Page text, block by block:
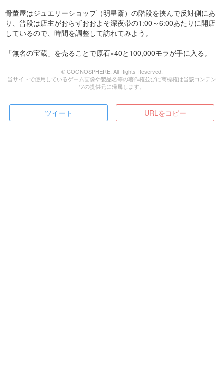
骨董屋はジュエリーショップ（明星斎）の階段を挟んで反対側にあ
り、普段は店主がおらずおおよそ深夜帯の1:00～6:00あたりに開店
しているので、時間を調整して訪れてみよう。
「無名の宝蔵」を売ることで原石×40と100,000モラが手に入る。
© COGNOSPHERE. All Rights Reserved.
当サイトで使用しているゲーム画像や製品名等の著作権並びに商標権は当該コンテン
ツの提供元に帰属します。
ツイート URLをコピー